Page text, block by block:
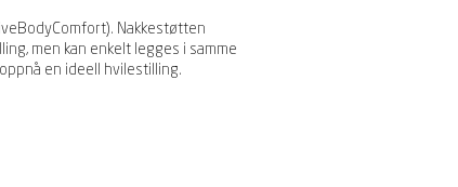
Nakkestøtten
men kan enkelt legges i samme
en ideell hvilestilling.